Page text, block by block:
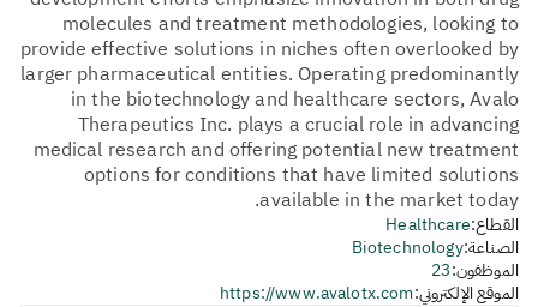
molecules and treatment methodologies, looking to
provide effective solutions in niches often overlooked by
larger pharmaceutical entities. Operating predominantly
in the biotechnology and healthcare sectors, Avalo
Therapeutics Inc. plays a crucial role in advancing
medical research and offering potential new treatment
options for conditions that have limited solutions
available in the market today.
القطاع:Healthcare
الصناعة:Biotechnology
الموظفون:23
الموقع الإلكتروني:https://www.avalotx.com